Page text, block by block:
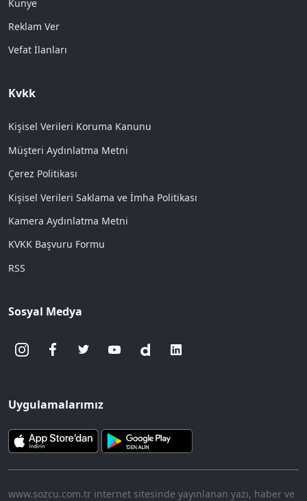
Künye
Reklam Ver
Vefat İlanları
Kvkk
Kişisel Verileri Koruma Kanunu
Müşteri Aydınlatma Metni
Çerez Politikası
Kişisel Verileri Saklama ve İmha Politikası
Kamera Aydınlatma Metni
KVKK Başvuru Formu
RSS
Sosyal Medya
Uygulamalarımız
www.sozcu.com.tr internet sitesinde yayınlanan yazı, haber ve